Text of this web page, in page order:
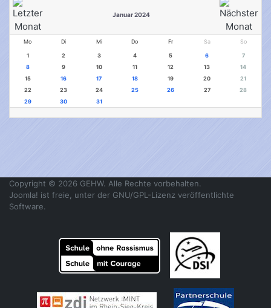
Januar 2024
Mo Di Mi Do Fr Sa So
1 2 3 4 5 6
7
8
9 10 11 12 13
14
15
16 17 18 19 20
21
22
23 24 25 26 27
28
29
30 31
Copyright © 2026 GEHW. Alle Rechte vorbehalten.
Joomla! ist freie, unter der GNU/GPL-Lizenz veröffentlichte
Software.